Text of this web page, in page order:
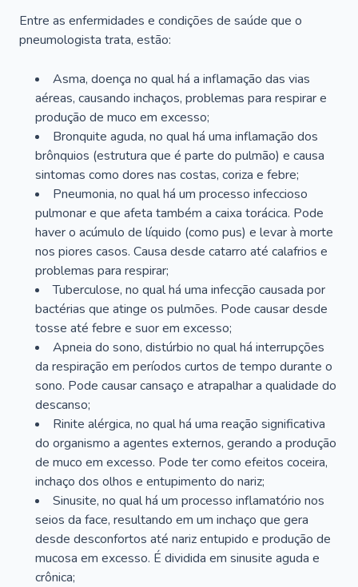
Entre as enfermidades e condições de saúde que o
pneumologista trata, estão:
Asma, doença no qual há a inflamação das vias
aéreas, causando inchaços, problemas para respirar e
produção de muco em excesso;
Bronquite aguda, no qual há uma inflamação dos
brônquios (estrutura que é parte do pulmão) e causa
sintomas como dores nas costas, coriza e febre;
Pneumonia, no qual há um processo infeccioso
pulmonar e que afeta também a caixa torácica. Pode
haver o acúmulo de líquido (como pus) e levar à morte
nos piores casos. Causa desde catarro até calafrios e
problemas para respirar;
Tuberculose, no qual há uma infecção causada por
bactérias que atinge os pulmões. Pode causar desde
tosse até febre e suor em excesso;
Apneia do sono, distúrbio no qual há interrupções
da respiração em períodos curtos de tempo durante o
sono. Pode causar cansaço e atrapalhar a qualidade do
descanso;
Rinite alérgica, no qual há uma reação significativa
do organismo a agentes externos, gerando a produção
de muco em excesso. Pode ter como efeitos coceira,
inchaço dos olhos e entupimento do nariz;
Sinusite, no qual há um processo inflamatório nos
seios da face, resultando em um inchaço que gera
desde desconfortos até nariz entupido e produção de
mucosa em excesso. É dividida em sinusite aguda e
crônica;